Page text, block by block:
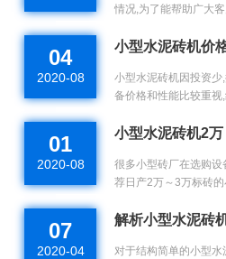
情况,为了能帮助广大
04
2020-08
小型水泥砖机因投资
备价格和性能比较重
择空间....
01
2020-08
很多小型砖厂在选购
荐日产2万～3万标砖
07
2020-04
解析小型水泥砖
对于结构简单的小型